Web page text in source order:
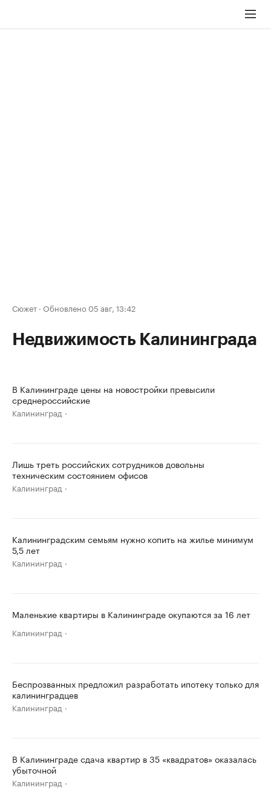
Сюжет · Обновлено 05 авг, 13:42
Недвижимость Калининграда
В Калининграде цены на новостройки превысили
среднероссийские
Калининград
Лишь треть российских сотрудников довольны
техническим состоянием офисов
Калининград
Калининградским семьям нужно копить на жилье минимум
5,5 лет
Калининград
Маленькие квартиры в Калининграде окупаются за 16 лет
Калининград
Беспрозванных предложил разработать ипотеку только для
калининградцев
Калининград
В Калининграде сдача квартир в 35 «квадратов» оказалась
убыточной
Калининград